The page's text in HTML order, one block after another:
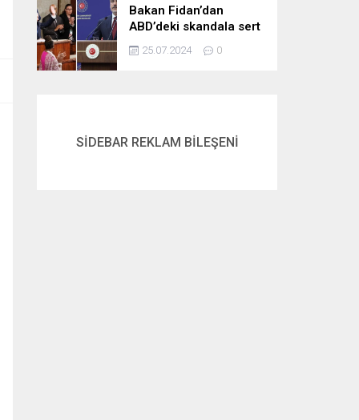
Bakan Fidan’dan
ABD’deki skandala sert
tepki: Netanyahu’yu
alkışlayanlar eli kanlı
25.07.2024 0
SİDEBAR REKLAM BİLEŞENİ